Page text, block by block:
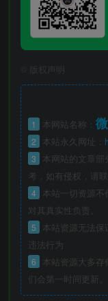
版权声明
1 本网站名称：
2 本站永久网址：
3
本网站的文章
考，如有侵权，请
4
本站一切资源不
对其真实性负责。
5
本站资源无法
违法行为
6
本站资源大多
们会第一时间更新。